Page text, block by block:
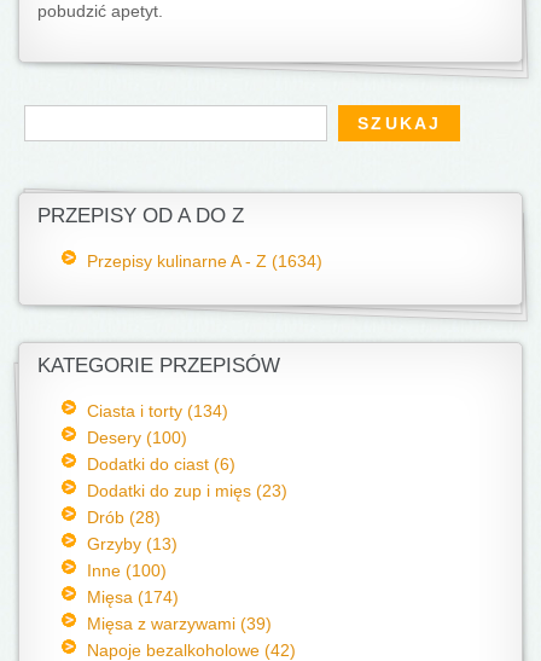
pobudzić apetyt.
Formularz wyszukiwania
Szukaj
PRZEPISY OD A DO Z
Przepisy kulinarne A - Z (1634)
KATEGORIE PRZEPISÓW
Ciasta i torty (134)
Desery (100)
Dodatki do ciast (6)
Dodatki do zup i mięs (23)
Drób (28)
Grzyby (13)
Inne (100)
Mięsa (174)
Mięsa z warzywami (39)
Napoje bezalkoholowe (42)